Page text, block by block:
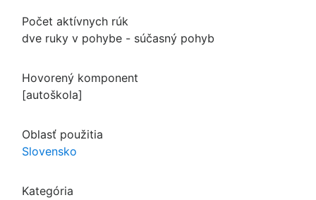
Počet aktívnych rúk
dve ruky v pohybe - súčasný pohyb
Hovorený komponent
[autoškola]
Oblasť použitia
Slovensko
Kategória